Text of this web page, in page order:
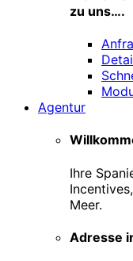
zu uns….
Agentur
Ihre
Meer.
Adresse